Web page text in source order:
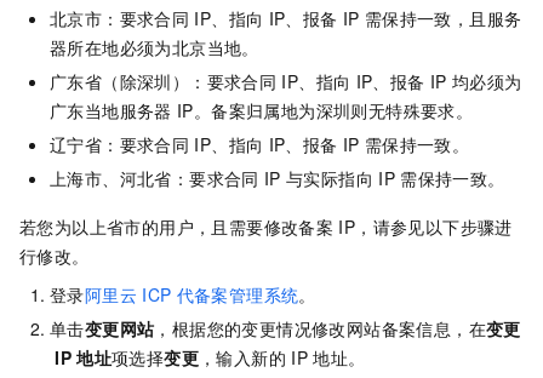
北京市：要求合同 IP、指向 IP、报备 IP 需保持一致，且服务
器所在地必须为北京当地。
广东省（除深圳）：要求合同 IP、指向 IP、报备 IP 均必须为
广东当地服务器 IP。备案归属地为深圳则无特殊要求。
辽宁省：要求合同 IP、指向 IP、报备 IP 需保持一致。
上海市、河北省：要求合同 IP 与实际指向 IP 需保持一致。
若您为以上省市的用户，且需要修改备案 IP，请参见以下步骤进
行修改。
登录阿里云 ICP 代备案管理系统。
单击变更网站 ，根据您的变更情况修改网站备案信息，在变更
IP 地址项选择变更 ，输入新的 IP 地址。